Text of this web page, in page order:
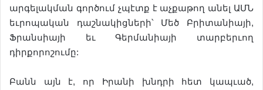
արգելակման գործում չպէտք է աչքաթող անել ԱՄՆ
եւրոպական դաշնակիցների՝ Մեծ Բրիտանիայի,
Ֆրանսիայի եւ Գերմանիայի տարբերւող
դիրքորոշումը:
Բանն այն է, որ Իրանի խնդրի հետ կապւած,